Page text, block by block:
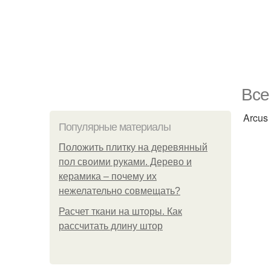
Популярные материалы
Положить плитку на деревянный
пол своими руками. Дерево и
керамика – почему их
нежелательно совмещать?
Расчет ткани на шторы. Как
рассчитать длину штор
Arcus